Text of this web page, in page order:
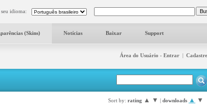
idioma:
(Skins) Notícias Baixar Support
Área do Usuário - Entrar |
Sort by: rating ▲ ▼ | downloads ▲ ▼